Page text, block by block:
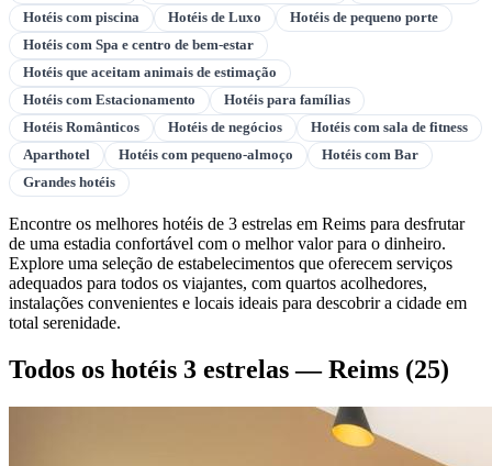
Hotéis com piscina
Hotéis de Luxo
Hotéis de pequeno porte
Hotéis com Spa e centro de bem-estar
Hotéis que aceitam animais de estimação
Hotéis com Estacionamento
Hotéis para famílias
Hotéis Românticos
Hotéis de negócios
Hotéis com sala de fitness
Aparthotel
Hotéis com pequeno-almoço
Hotéis com Bar
Grandes hotéis
Encontre os melhores hotéis de 3 estrelas em Reims para desfrutar
de uma estadia confortável com o melhor valor para o dinheiro.
Explore uma seleção de estabelecimentos que oferecem serviços
adequados para todos os viajantes, com quartos acolhedores,
instalações convenientes e locais ideais para descobrir a cidade em
total serenidade.
Todos os hotéis 3 estrelas — Reims (25)